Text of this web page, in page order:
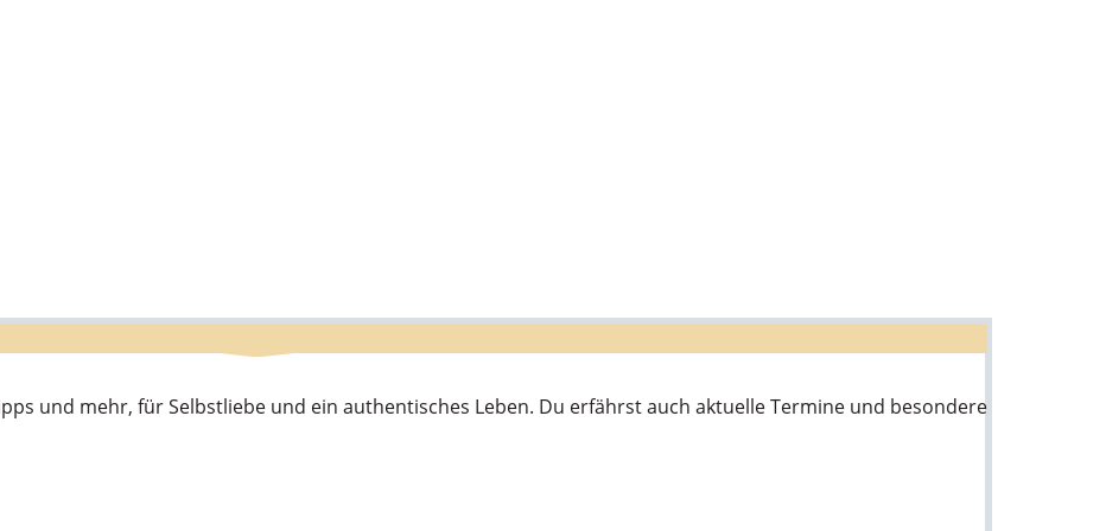
und mehr, für Selbstliebe und ein authentisches Leben. Du erfährst auch aktuelle Termine und besondere